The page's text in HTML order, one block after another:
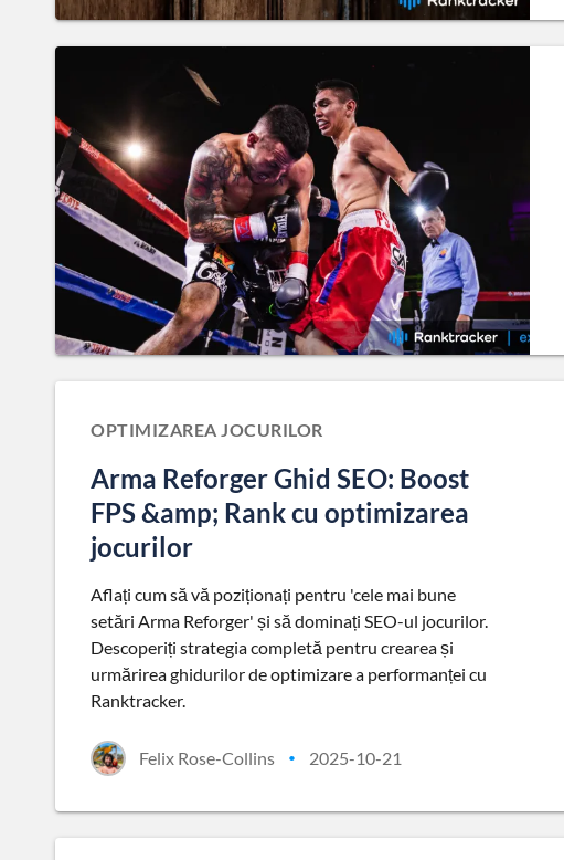
OPTIMIZAREA JOCURILOR
Arma Reforger Ghid SEO: Boost
FPS &amp; Rank cu optimizarea
jocurilor
Aflați cum să vă poziționați pentru 'cele mai bune
setări Arma Reforger' și să dominați SEO-ul jocurilor.
Descoperiți strategia completă pentru crearea și
urmărirea ghidurilor de optimizare a performanței cu
Ranktracker.
Felix Rose-Collins • 2025-10-21